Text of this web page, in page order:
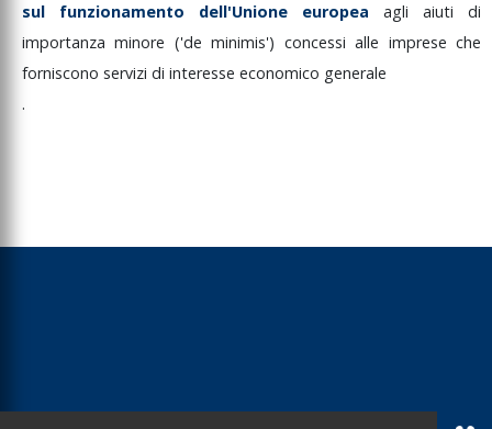
sul funzionamento dell'Unione europea agli aiuti di
importanzaminore ('deminimis') concessialle impreseche
forniscono servizi di interesse economico generale
.